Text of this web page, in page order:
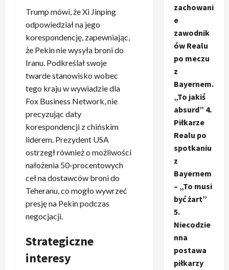
Trump mówi, że Xi Jinping
odpowiedział na jego
korespondencję, zapewniając,
że Pekin nie wysyła broni do
Iranu. Podkreślał swoje
twarde stanowisko wobec
tego kraju w wywiadzie dla
Fox Business Network, nie
precyzując daty
korespondencji z chińskim
liderem. Prezydent USA
ostrzegł również o możliwości
nałożenia 50-procentowych
ceł na dostawców broni do
Teheranu, co mogło wywrzeć
presję na Pekin podczas
negocjacji.
Strategiczne
interesy
zachowani
e
zawodnik
ów Realu
po meczu
z
Bayernem.
„To jakiś
absurd” 4.
Piłkarze
Realu po
spotkaniu
z
Bayernem
– „To musi
być żart”
5.
Niecodzie
nna
postawa
piłkarzy